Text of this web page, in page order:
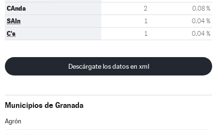
CAnda 2 0,08 %
SAIn 1 0,04 %
C's 1 0,04 %
Descárgate los datos en xml
Municipios de Granada
Agrón